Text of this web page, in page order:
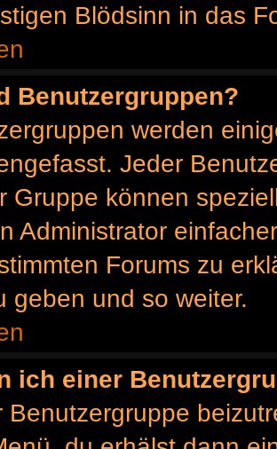
Blödsinn in das
Benutzergruppen?
werden
Jeder
Gruppe können
Administrator
Forums zu
geben und so weiter.
ich einer
Benutzergruppe